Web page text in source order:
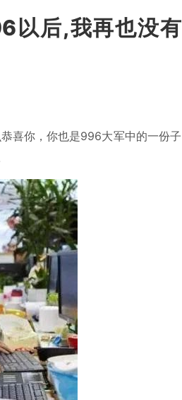
以后,我再也没有
喜你，你也是996大军中的一份子